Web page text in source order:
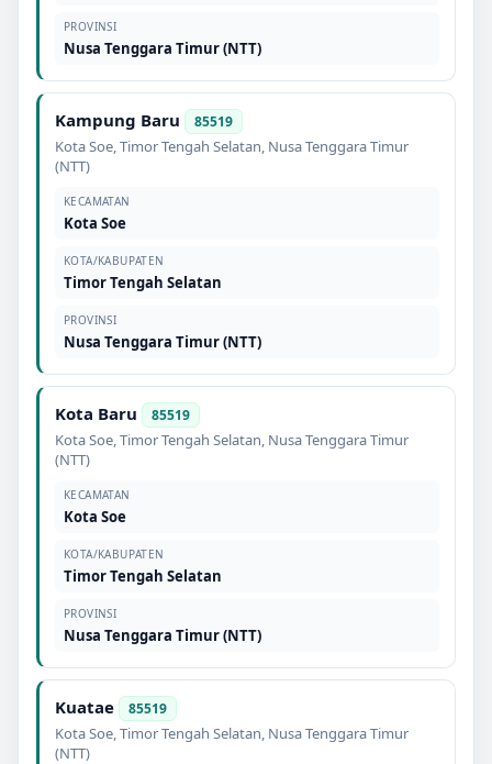
PROVINSI
Nusa Tenggara Timur (NTT)
Kampung Baru 85519
Kota Soe,Timor Tengah Selatan, Nusa Tenggara Timur
(NTT)
KECAMATAN
Kota Soe
KOTA/KABUPATEN
Timor Tengah Selatan
PROVINSI
Nusa Tenggara Timur (NTT)
Kota Baru 85519
Kota Soe,Timor Tengah Selatan, Nusa Tenggara Timur
(NTT)
KECAMATAN
Kota Soe
KOTA/KABUPATEN
Timor Tengah Selatan
PROVINSI
Nusa Tenggara Timur (NTT)
Kuatae 85519
Kota Soe,Timor Tengah Selatan, Nusa Tenggara Timur
(NTT)